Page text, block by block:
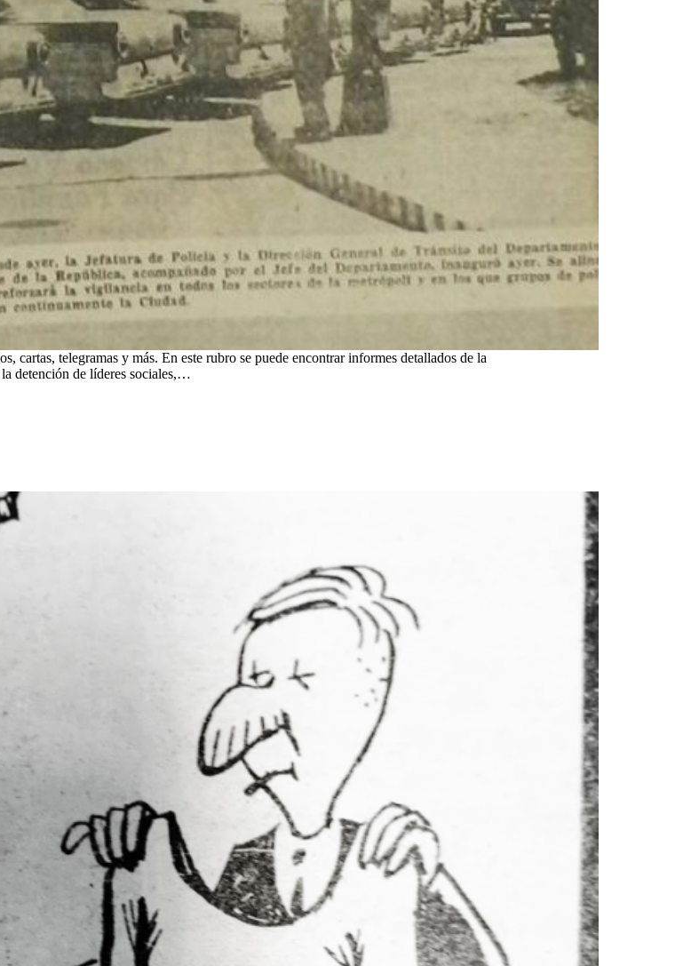
telegramas y más. En este rubro se puede encontrar informes detallados de la
detención de líderes sociales,…